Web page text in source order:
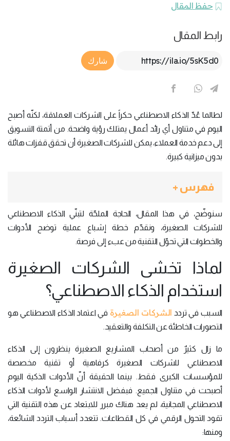
حفظ المقال
رابط المقال
Article Link
شارك
لطالما عُدّ الذكاء الاصطناعي حكراً على الشركات العملاقة، لكنّه أصبح
اليوم في متناول أي رائد أعمال يمتلك رؤية واضحة. من أتمتة التسويق
إلى دعم خدمة العملاء، يمكن للشركات الصغيرة أن تحقق قفزات هائلة
بدون ميزانية كبيرة.
فهرس +
سنوضّح، في هذا المقال، الحاجة الملحّة لتبنّي الذكاء الاصطناعي
للشركات الصغيرة، ونقدّم خطة إشباع عملية توضح الأدوات
والخطوات التي تحوّل التقنية من عبء إلى فرصة.
لماذا تخشى الشركات الصغيرة
استخدام الذكاء الاصطناعي؟
السبب في تردد الشركات الصغيرة في اعتماد الذكاء الاصطناعي هو
التصورات الخاطئة عن التكلفة والتعقيد.
ما زال كثيرٌ من أصحاب المشاريع الصغيرة ينظرون إلى الذكاء
الاصطناعي للشركات الصغيرة كرفاهية أو تقنية مخصصة
للمؤسسات الكبرى فقط. بينما الحقيقة أنّ الأدوات الذكية اليوم
أصبحت في متناول الجميع. فبفضل الانتشار الواسع لأدوات الذكاء
الاصطناعي المجانية، لم يعد هناك مبرر للابتعاد عن هذه التقنية التي
تقود التحول الرقمي في كل القطاعات. تتعدد أسباب التردد الشائعة،
ومنها: